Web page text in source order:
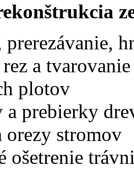
prerezávanie,
a
plotov
a prebierky
orezy stromov
ošetrenie